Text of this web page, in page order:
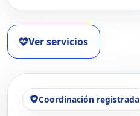
Ver servicios
Coordinación registrada